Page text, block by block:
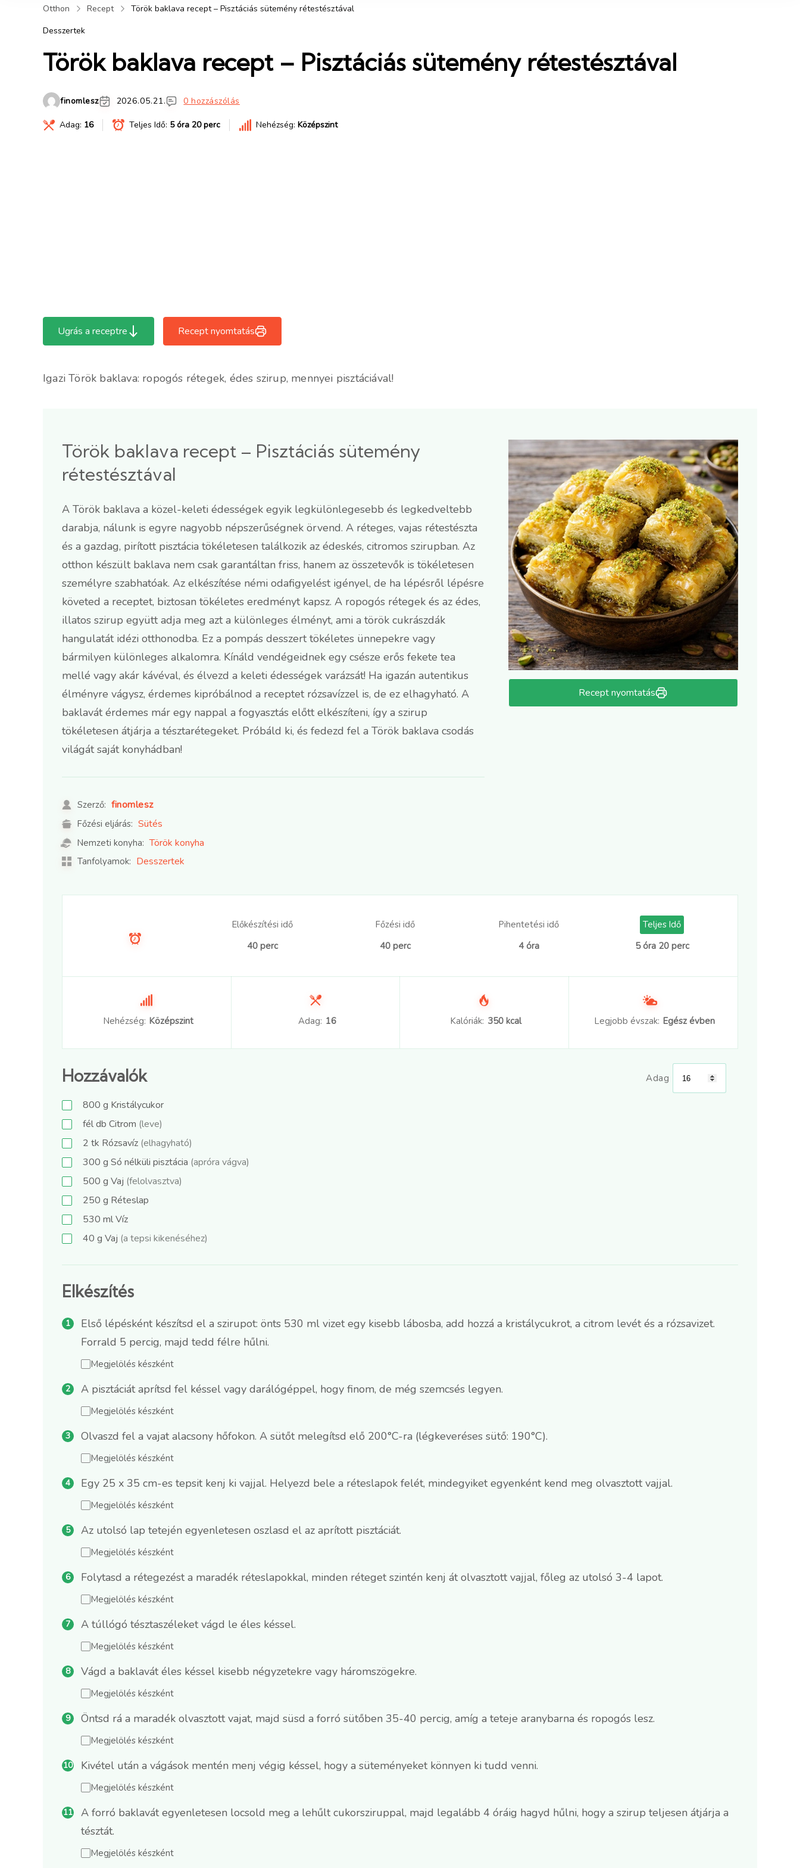
Otthon Recept
Török baklava recept – Pisztáciás sütemény rétestésztával
Desszertek
Török baklava recept – Pisztáciás sütemény rétestésztával
finomlesz 2026.05.21. 0 hozzászólás
Adag: 16 Teljes Idő: 5 óra 20 perc Nehézség: Középszint
Ugrás a receptre Recept nyomtatás
Igazi Török baklava: ropogós rétegek, édes szirup, mennyei pisztáciával!
Török baklava recept – Pisztáciás sütemény
rétestésztával
A Török baklava a közel-keleti édességek egyik legkülönlegesebb és legkedveltebb
darabja, nálunk is egyre nagyobb népszerűségnek örvend. A réteges, vajas rétestészta
és a gazdag, pirított pisztácia tökéletesen találkozik az édeskés, citromos szirupban. Az
otthon készült baklava nem csak garantáltan friss, hanem az összetevők is tökéletesen
személyre szabhatóak. Az elkészítése némi odafigyelést igényel, de ha lépésről lépésre
követed a receptet, biztosan tökéletes eredményt kapsz. A ropogós rétegek és az édes,
illatos szirup együtt adja meg azt a különleges élményt, ami a török cukrászdák
hangulatát idézi otthonodba. Ez a pompás desszert tökéletes ünnepekre vagy
bármilyen különleges alkalomra. Kínáld vendégeidnek egy csésze erős fekete tea
mellé vagy akár kávéval, és élvezd a keleti édességek varázsát! Ha igazán autentikus
élményre vágysz, érdemes kipróbálnod a receptet rózsavízzel is, de ez elhagyható. A
baklavát érdemes már egy nappal a fogyasztás előtt elkészíteni, így a szirup
tökéletesen átjárja a tésztarétegeket. Próbáld ki, és fedezd fel a Török baklava csodás
világát saját konyhádban!
Szerző: finomlesz
Főzési eljárás: Sütés
Nemzeti konyha: Török konyha
Tanfolyamok: Desszertek
Recept nyomtatás
Előkészítési idő
40 perc
Főzési idő
40 perc
Pihentetési idő
4 óra
Teljes Idő
5 óra 20 perc
Nehézség: Középszint Adag: 16 Kalóriák: 350 kcal Legjobb évszak: Egész évben
Hozzávalók Adag
800 g Kristálycukor
féldb Citrom (leve)
2 tk Rózsavíz (elhagyható)
300 g Só nélküli pisztácia (apróra vágva)
500 g Vaj (felolvasztva)
250 g Réteslap
530 mlVíz
40 g Vaj (a tepsi kikenéséhez)
Elkészítés
Első lépésként készítsd el a szirupot: önts 530 ml vizet egy kisebb lábosba, add hozzá a kristálycukrot, a citrom levét és a rózsavizet.
Forrald 5 percig, majd tedd félre hűlni.
Megjelölés készként
A pisztáciát aprítsd fel késsel vagy darálógéppel, hogy finom, de még szemcsés legyen.
Megjelölés készként
Olvaszd fel a vajat alacsony hőfokon. A sütőt melegítsd elő 200°C-ra (légkeveréses sütő: 190°C).
Megjelölés készként
Egy 25 x 35 cm-es tepsit kenj ki vajjal. Helyezd bele a réteslapok felét, mindegyiket egyenként kend meg olvasztott vajjal.
Megjelölés készként
Az utolsó lap tetején egyenletesen oszlasd el az aprított pisztáciát.
Megjelölés készként
Folytasd a rétegezést a maradék réteslapokkal, minden réteget szintén kenj át olvasztott vajjal, főleg az utolsó 3-4 lapot.
Megjelölés készként
A túllógó tésztaszéleket vágd le éles késsel.
Megjelölés készként
Vágd a baklavát éles késsel kisebb négyzetekre vagy háromszögekre.
Megjelölés készként
Öntsd rá a maradék olvasztott vajat, majd süsd a forró sütőben 35-40 percig, amíg a teteje aranybarna és ropogós lesz.
Megjelölés készként
Kivétel után a vágások mentén menj végig késsel, hogy a süteményeket könnyen ki tudd venni.
Megjelölés készként
A forró baklavát egyenletesen locsold meg a lehűlt cukorsziruppal, majd legalább 4 óráig hagyd hűlni, hogy a szirup teljesen átjárja a
tésztát.
Megjelölés készként